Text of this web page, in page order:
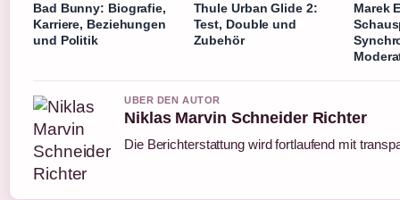
Bad Bunny: Biografie,
Karriere, Beziehungen
und Politik
Thule Urban Glide 2:
Test, Double und
Zubehör
Marek
UBER DEN AUTOR
Niklas Marvin Schneider Richter
Die Berichterstattung wird fortlaufend mit